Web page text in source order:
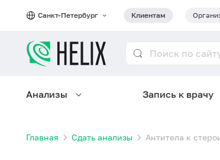
Санкт-Петербург Клиентам
Анализы Запись к врачу
Главная Сдать анализы Антитела к